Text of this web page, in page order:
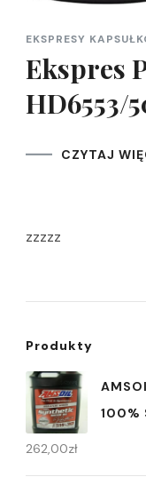
EKSPRESY
Ekspres
HD6553/
CZYTAJ
zzzzz
Produkty
100%
262,00zł